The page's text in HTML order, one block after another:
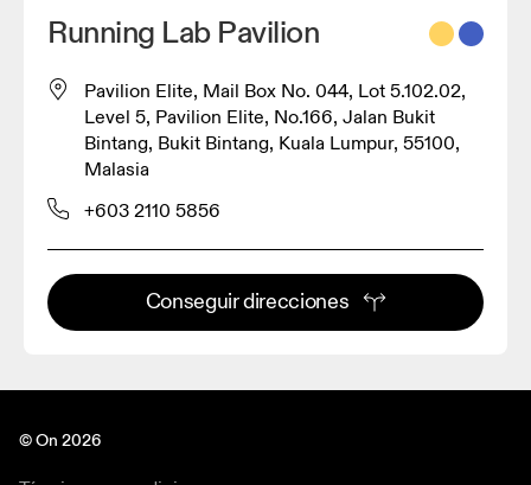
Running Lab Pavilion
Pavilion Elite, Mail Box No. 044, Lot 5.102.02,
Level 5, Pavilion Elite, No.166, Jalan Bukit
Bintang, Bukit Bintang, Kuala Lumpur, 55100,
Malasia
+603 2110 5856
Conseguir direcciones
© On 2026